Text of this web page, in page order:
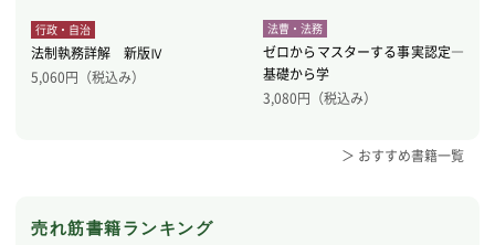
行政・自治
法制執務詳解 新版Ⅳ
5,060円（税込み）
法曹・法務
ゼロからマスターする事実認定―
基礎から学
3,080円（税込み）
＞ おすすめ書籍一覧
売れ筋書籍ランキング